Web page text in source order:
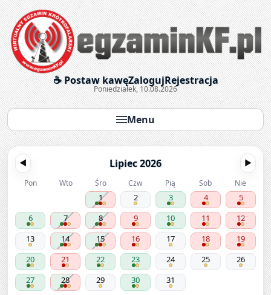
Egzaminy krótkofalarskie
☕ Postaw kawęZalogujRejestracja
Poniedziałek, 10.08.2026
Menu
◀ Lipiec 2026 ▶
Pon Wto Śro Czw Pią Sob Nie
1 2 3 4
5
6
7 8 9 10 11
12
13
14 15 16 17 18
19
20
21 22 23 24 25
26
27
28 29 30 31